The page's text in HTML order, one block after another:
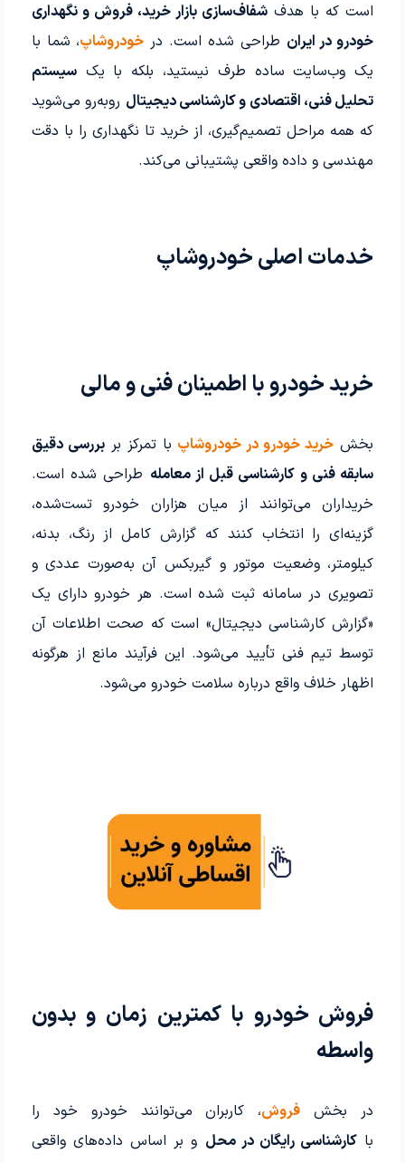
است که با هدف شفاف‌سازی بازار خرید، فروش و نگهداری
خودرو در ایران طراحی شده است. در خودروشاپ، شما با
یک وب‌سایت ساده طرف نیستید، بلکه با یکسیستم
تحلیل فنی، اقتصادی و کارشناسی دیجیتال روبه‌رو می‌شوید
که همه مراحل تصمیم‌گیری، از خرید تا نگهداری را با دقت
مهندسی و داده واقعی پشتیبانی می‌کند.
خدمات اصلی خودروشاپ
خرید خودرو با اطمینان فنی و مالی
بخش خرید خودرو در خودروشاپ با تمرکز بربررسی دقیق
سابقه فنی و کارشناسی قبل از معامله طراحی شده است.
خریداران می‌توانند از میان هزاران خودرو تست‌شده،
گزینه‌ای را انتخاب کنند که گزارش کامل از رنگ، بدنه،
کیلومتر، وضعیت موتور و گیربکس آن به‌صورت عددی و
تصویری در سامانه ثبت شده است. هر خودرو دارای یک
«گزارش کارشناسی دیجیتال» است که صحت اطلاعات آن
توسط تیم فنی تأیید می‌شود. این فرآیند مانع از هرگونه
اظهار خلاف واقع درباره سلامت خودرو می‌شود.
فروش خودرو با کمترین زمان و بدون
واسطه
در بخش فروش، کاربران می‌توانند خودرو خود را
با کارشناسی رایگان در محل و بر اساس داده‌های واقعی